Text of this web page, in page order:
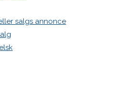
salgs annonce